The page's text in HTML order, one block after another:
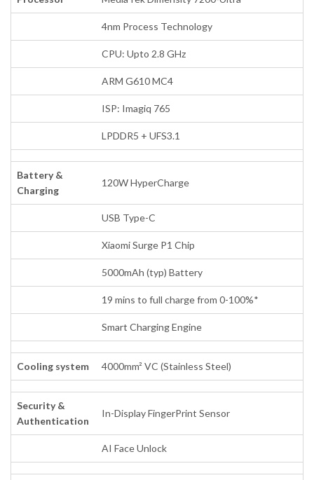
4nm Process Technology
CPU: Upto 2.8 GHz
ARM G610 MC4
ISP: Imagiq 765
LPDDR5 + UFS3.1
Battery &
Charging
120W HyperCharge
USB Type-C
Xiaomi Surge P1 Chip
5000mAh (typ) Battery
19 mins to full charge from 0-100%*
Smart Charging Engine
Cooling system 4000mm² VC (Stainless Steel)
Security &
Authentication
In-Display FingerPrint Sensor
AI Face Unlock